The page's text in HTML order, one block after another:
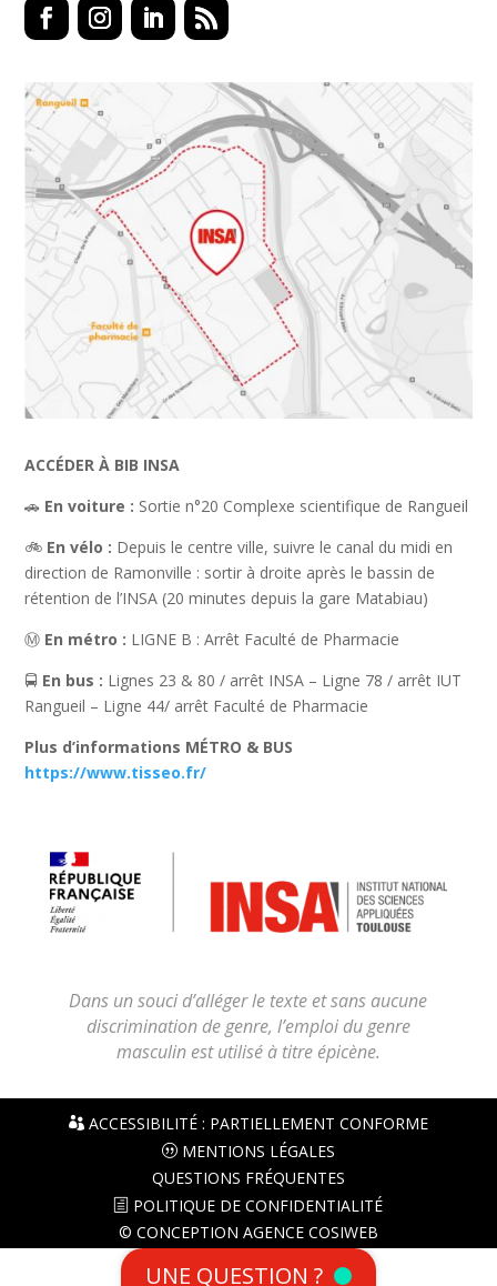
ACCÉDER À BIB INSA
🚗 En voiture : Sortie n°20 Complexe scientifique de Rangueil
🚲 En vélo : Depuis le centre ville, suivre le canal du midi en
direction de Ramonville : sortir à droite après le bassin de
rétention de l’INSA (20 minutes depuis la gare Matabiau)
Ⓜ️ En métro : LIGNE B : Arrêt Faculté de Pharmacie
🚍 En bus : Lignes 23 & 80 / arrêt INSA – Ligne 78 / arrêt IUT
Rangueil – Ligne 44/ arrêt Faculté de Pharmacie
Plus d’informations MÉTRO & BUS
https://www.tisseo.fr/
Dans un souci d’alléger le texte et sans aucune
discrimination de genre, l’emploi du genre
masculin est utilisé à titre épicène.
ACCESSIBILITÉ : PARTIELLEMENT CONFORME
MENTIONS LÉGALES
QUESTIONS FRÉQUENTES
POLITIQUE DE CONFIDENTIALITÉ
© CONCEPTION AGENCE COSIWEB
UNE QUESTION ?